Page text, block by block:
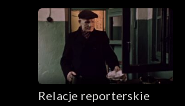
Relacje reporterskie